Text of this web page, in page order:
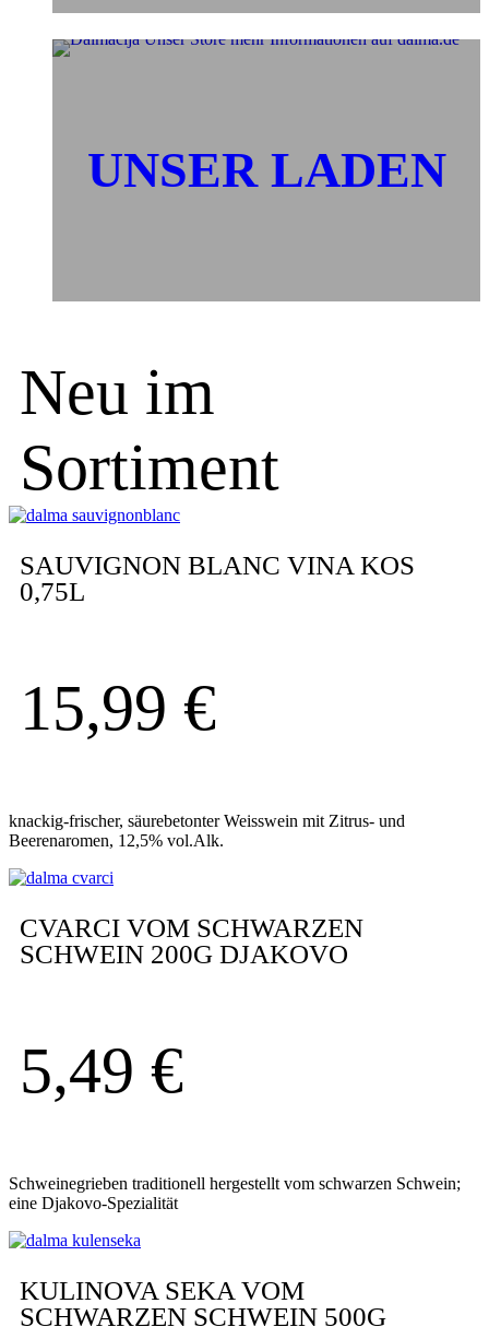
UNSER LADEN
Neu im
Sortiment
SAUVIGNON BLANC VINA KOS
0,75L
15,99 €
knackig-frischer, säurebetonter Weisswein mit Zitrus- und
Beerenaromen, 12,5% vol.Alk.
CVARCI VOM SCHWARZEN
SCHWEIN 200G DJAKOVO
5,49 €
Schweinegrieben traditionell hergestellt vom schwarzen Schwein;
eine Djakovo-Spezialität
KULINOVA SEKA VOM
SCHWARZEN SCHWEIN 500G